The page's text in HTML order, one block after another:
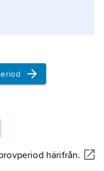
härifrån.